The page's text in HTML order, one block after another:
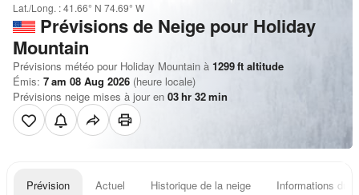
Lat./Long. :41.66° N 74.69° W
Prévisions de Neige pour Holiday
Mountain
Prévisions météo pour Holiday Mountain à 1299ft altitude
Émis: 7 am 08 Aug 2026 (heure locale)
Prévisions neige mises à jour en 03hr 32min
Prévision Actuel Historique de la neige Informations du